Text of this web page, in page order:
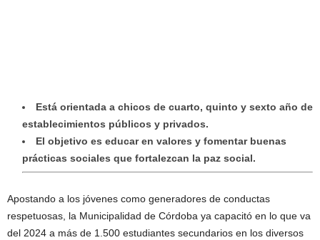
Está orientada a chicos de cuarto, quinto y sexto año de
establecimientos públicos y privados.
El objetivo es educar en valores y fomentar buenas
prácticas sociales que fortalezcan la paz social.
Apostando a los jóvenes como generadores de conductas
respetuosas, la Municipalidad de Córdoba ya capacitó en lo que va
del 2024 a más de 1.500 estudiantes secundarios en los diversos